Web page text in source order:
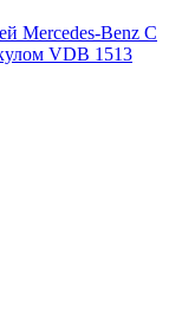
Mercedes-Benz C
VDB 1513